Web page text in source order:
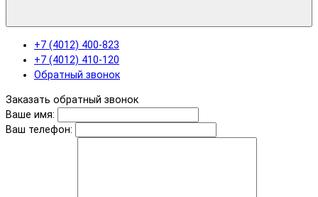
+7 (4012) 400-823
+7 (4012) 410-120
Обратный звонок
Заказать обратный звонок
Ваше имя:
Ваш телефон: